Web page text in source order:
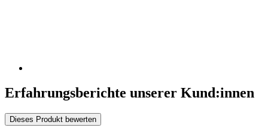
Erfahrungsberichte unserer Kund:innen
Dieses Produkt bewerten